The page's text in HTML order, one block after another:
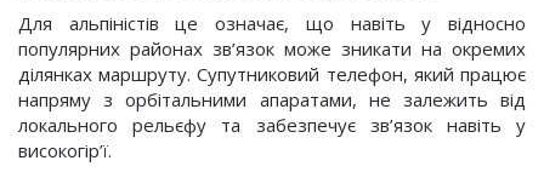
Для альпіністів це означає, що навіть у відносно
популярних районах зв’язок може зникати на окремих
ділянках маршруту. Супутниковий телефон, який працює
напряму з орбітальними апаратами, не залежить від
локального рельєфу та забезпечує зв’язок навіть у
високогір’ї.